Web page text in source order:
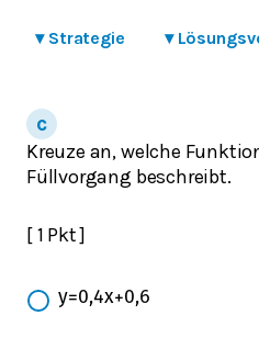
▾ Strategie ▾
Kreuze an, welche
Füllvorgang beschreibt.
[ 1 Pkt ]
y=0,4x+0,6